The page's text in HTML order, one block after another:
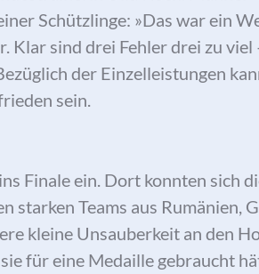
Schützlinge: »Das war ein
sind drei Fehler drei zu viel
der Einzelleistungen
sein.
Finale ein. Dort konnten sich
starken Teams aus Rumänien,
kleine Unsauberkeit an den
für eine Medaille gebraucht